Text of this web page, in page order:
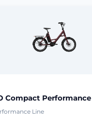
Compact Performance
Line